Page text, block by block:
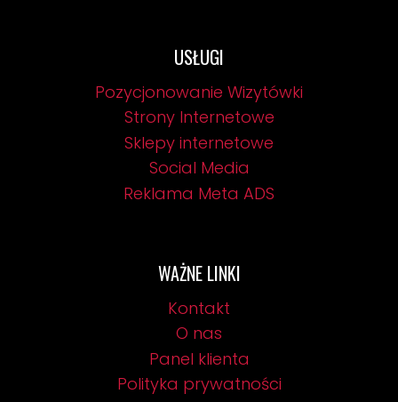
USŁUGI
Pozycjonowanie Wizytówki
Strony Internetowe
Sklepy internetowe
Social Media
Reklama Meta ADS
WAŻNE LINKI
Kontakt
O nas
Panel klienta
Polityka prywatności